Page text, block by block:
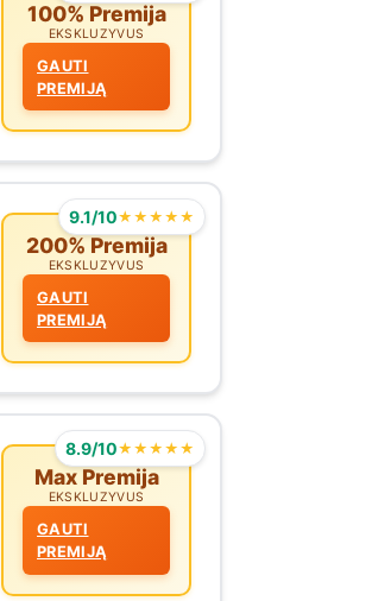
100% Premija
EKSKLUZYVUS
GAUTI
PREMIJĄ
9.1/10★★★★★
200% Premija
EKSKLUZYVUS
GAUTI
PREMIJĄ
8.9/10★★★★★
Max Premija
EKSKLUZYVUS
GAUTI
PREMIJĄ